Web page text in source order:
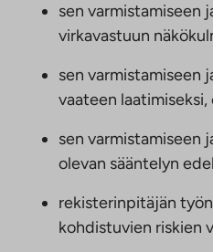
e
n
p
a
v
e
u
u
o
p
o
l
i
s
e
n
sen varmistamiseen
virkavastuun
sen varmistamiseen
vaateen
sen varmistamiseen
olevan sääntelyn
rekisterinpitäjän
kohdistuvien riskien